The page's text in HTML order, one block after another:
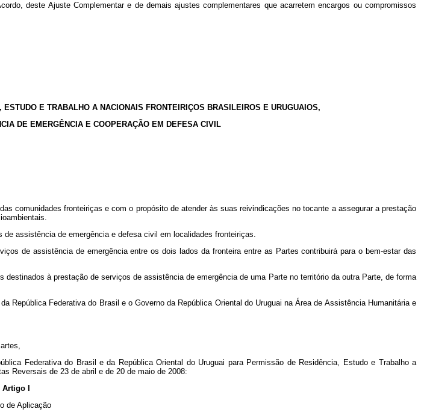
deste Ajuste Complementar e de demais ajustes complementares que acarretem encargos ou compromissos
E TRABALHO A NACIONAIS FRONTEIRIÇOS BRASILEIROS E URUGUAIOS,
DE EMERGÊNCIA E COOPERAÇÃO EM DEFESA CIVIL
comunidades fronteiriças e com o propósito de atender às suas reivindicações no tocante a assegurar a prestação
assistência de emergência e defesa civil em localidades fronteiriças.
de assistência de emergência entre os dois lados da fronteira entre as Partes contribuirá para o bem-estar das
à prestação de serviços de assistência de emergência de uma Parte no território da outra Parte, de forma
República Federativa do Brasil e o Governo da República Oriental do Uruguai na Área de Assistência Humanitária e
Federativa do Brasil e da República Oriental do Uruguai para Permissão de Residência, Estudo e Trabalho a
Reversais de 23 de abril e de 20 de maio de 2008:
Artigo I
de Aplicação